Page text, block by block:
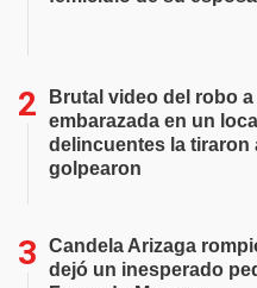
Brutal video del robo
embarazada en un
delincuentes la tiraron
golpearon
Candela Arizaga
dejó un inesperado